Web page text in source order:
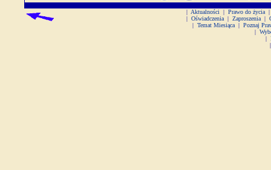
| Aktualności | Prawo do życia |
| Oświadczenia | Zaproszenia |
| Temat Miesiąca | Poznaj
|
|
|